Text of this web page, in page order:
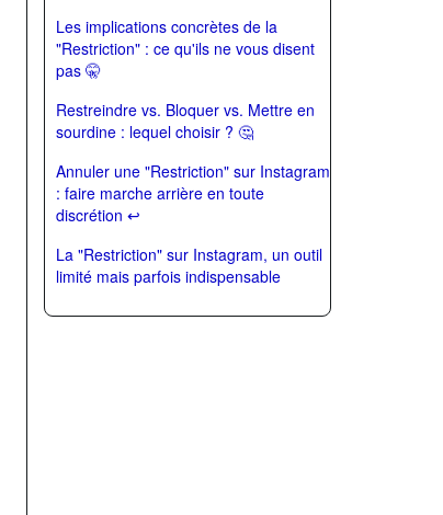
Les implications concrètes de la
"Restriction" : ce qu'ils ne vous disent
pas 🤫
Restreindre vs. Bloquer vs. Mettre en
sourdine : lequel choisir ? 🤔
Annuler une "Restriction" sur Instagram
: faire marche arrière en toute
discrétion ↩️
La "Restriction" sur Instagram, un outil
limité mais parfois indispensable